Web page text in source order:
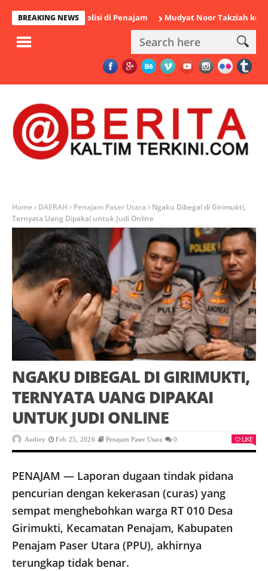
BREAKING NEWSPolisi di Penajam Mudyat Noor Takziah ke Rumah
Home DAERAH Penajam Paser Utara
Ngaku Dibegal di Girimukti,
Ternyata Uang Dipakai untuk Judi Online
NGAKU DIBEGAL DI GIRIMUKTI,
TERNYATA UANG DIPAKAI
UNTUK JUDI ONLINE
Audrey Feb 25, 2026 Penajam Paser Utara 0 LIKE
PENAJAM — Laporan dugaan tindak pidana
pencurian dengan kekerasan (curas) yang
sempat menghebohkan warga RT 010 Desa
Girimukti, Kecamatan Penajam, Kabupaten
Penajam Paser Utara (PPU), akhirnya
terungkap tidak benar.